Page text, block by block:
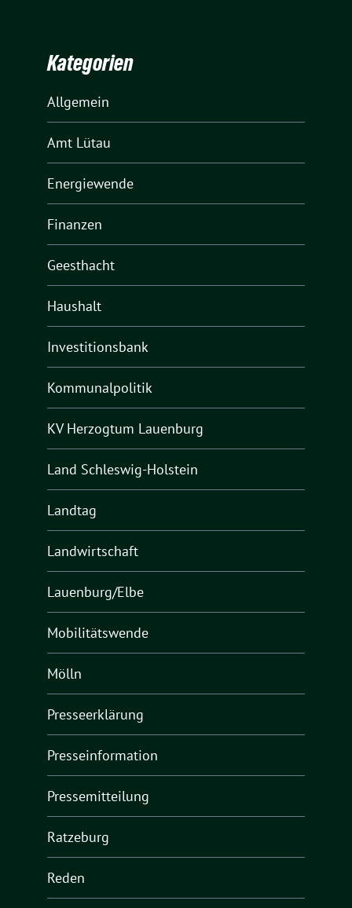
Kategorien
Allgemein
Amt Lütau
Energiewende
Finanzen
Geesthacht
Haushalt
Investitionsbank
Kommunalpolitik
KV Herzogtum Lauenburg
Land Schleswig-Holstein
Landtag
Landwirtschaft
Lauenburg/Elbe
Mobilitätswende
Mölln
Presseerklärung
Presseinformation
Pressemitteilung
Ratzeburg
Reden